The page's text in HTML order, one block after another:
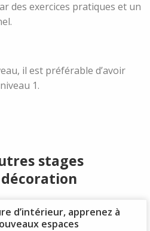
des exercices pratiques et un
il est préférable d’avoir
1.
stages
d’intérieur, apprenez à
espaces